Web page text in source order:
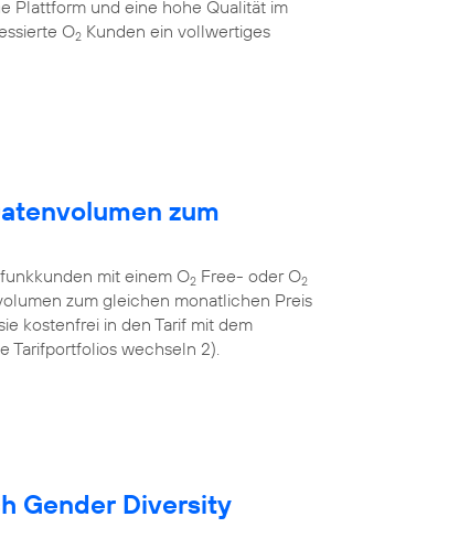
Plattform und eine hohe Qualität im
O2 Kunden ein vollwertiges
zum
mit einem O2 Free- oder O2
zum gleichen monatlichen Preis
kostenfrei in den Tarif mit dem
Tarifportfolios wechseln 2).
Gender Diversity